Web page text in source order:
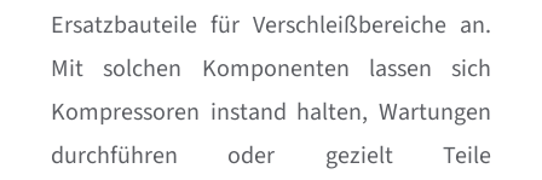
Ersatzbauteile für Verschleißbereiche an.
Mit solchen Komponenten lassen sich
Kompressoren instand halten, Wartungen
durchführen oder gezielt Teile